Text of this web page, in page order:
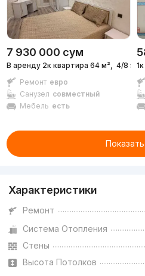
7 930 000 сум
В аренду 2к квартира 64 м², 4/8 эт.
Ремонт евро
Санузел совместный
Мебель есть
Характеристики
Ремонт
Система Отопления
Стены
Высота Потолков